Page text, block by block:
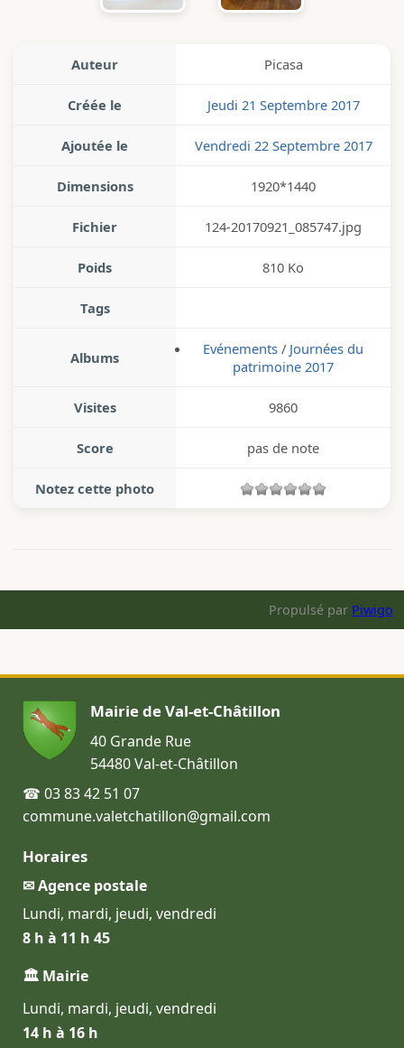
Auteur Picasa
Créée le Jeudi 21 Septembre 2017
Ajoutée le Vendredi 22 Septembre 2017
Dimensions 1920*1440
Fichier 124-20170921_085747.jpg
Poids 810 Ko
Tags
Albums Evénements / Journées du
patrimoine 2017
Visites 9860
Score pas de note
Notez cette photo
Propulsé par Piwigo
Mairie de Val-et-Châtillon
40 Grande Rue
54480 Val-et-Châtillon
☎ 03 83 42 51 07
commune.valetchatillon@gmail.com
Horaires
✉ Agence postale
Lundi, mardi, jeudi, vendredi
8 h à 11 h 45
🏛 Mairie
Lundi, mardi, jeudi, vendredi
14 h à 16 h